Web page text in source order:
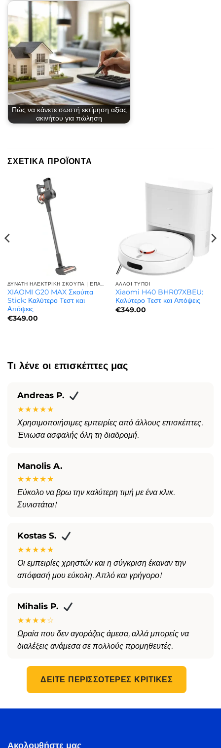
Πώς να κάνετε σωστή εκτίμηση αξίας
ακινήτου για πώληση
ΣΧΕΤΙΚΆ ΠΡΟΪΌΝΤΑ
XIAOMI G20 MAX Σκούπα
Stick: Καλύτερο Τεστ και
Απόψεις
€349.00
ΆΛΛΟΙ ΤΎΠΟΙ
Xiaomi H40 BHR07XBEU:
Καλύτερο Τεστ και Απόψεις
€349.00
Τι λένε οι επισκέπτες μας
Andreas P.
★★★★★
Χρησιμοποιήσιμες εμπειρίες από άλλους επισκέπτες.
Ένιωσα ασφαλής όλη τη διαδρομή.
Manolis A.
★★★★★
Εύκολο να βρω την καλύτερη τιμή με ένα κλικ.
Συνιστάται!
Kostas S.
★★★★★
Οι εμπειρίες χρηστών και η σύγκριση έκαναν την
απόφασή μου εύκολη. Απλό και γρήγορο!
Mihalis P.
★★★★☆
Ωραία που δεν αγοράζεις άμεσα, αλλά μπορείς να
διαλέξεις ανάμεσα σε πολλούς προμηθευτές.
ΔΕΊΤΕ ΠΕΡΙΣΣΌΤΕΡΕΣ ΚΡΙΤΙΚΈΣ
Ακολουθήστε μας